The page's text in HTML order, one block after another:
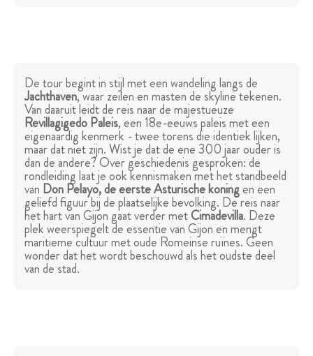
De tour begint in stijl met een wandeling langs de
Jachthaven, waar zeilen en masten de skyline tekenen.
Van daaruit leidt de reis naar de majestueuze
Revillagigedo Paleis, een 18e-eeuws paleis met een
eigenaardig kenmerk - twee torens die identiek lijken,
maar dat niet zijn. Wist je dat de ene 300 jaar ouder is
dan de andere? Over geschiedenis gesproken: de
rondleiding laat je ook kennismaken met het standbeeld
van Don Pelayo, de eerste Asturische koningen een
geliefd figuur bij de plaatselijke bevolking. De reis naar
het hart van Gijon gaat verder metCimadevilla. Deze
plek weerspiegelt de essentie van Gijon en mengt
maritieme cultuur met oude Romeinse ruïnes. Geen
wonder dat het wordt beschouwd als het oudste deel
van de stad.